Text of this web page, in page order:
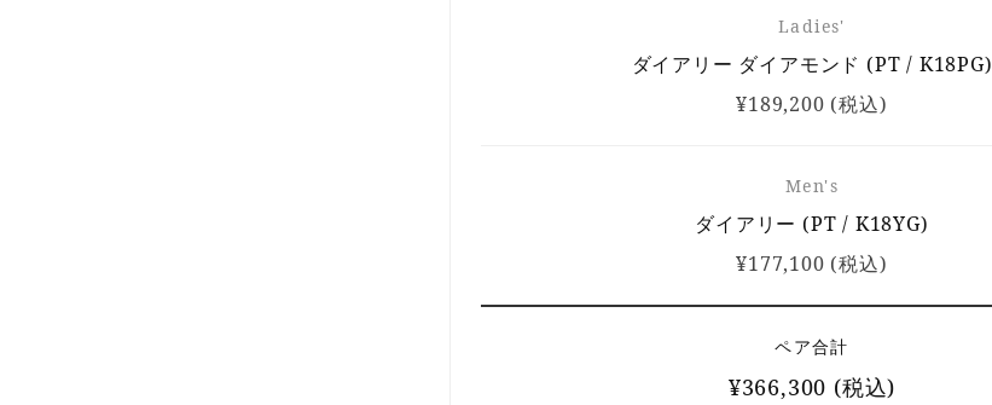
Ladies'
ダイアリー ダイアモンド (PT / K18PG)
¥189,200 (税込)
Men's
ダイアリー (PT / K18YG)
¥177,100 (税込)
ペア合計
¥366,300 (税込)